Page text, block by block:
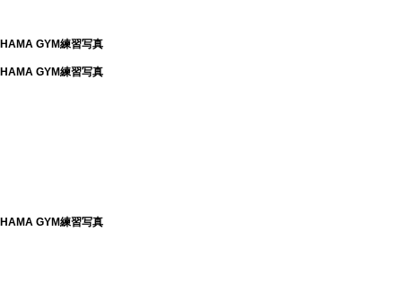
HAMA GYM練習写真
HAMA GYM練習写真
HAMA GYM練習写真